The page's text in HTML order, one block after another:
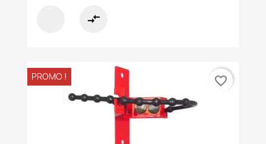
compare_arrows
PROMO ! favorite_border